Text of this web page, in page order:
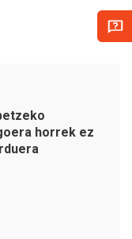
horrek ez